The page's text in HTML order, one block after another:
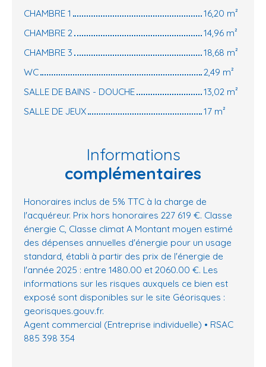
CHAMBRE 1
16,20 m²
CHAMBRE 2
14,96 m²
CHAMBRE 3
18,68 m²
WC
2,49 m²
SALLE DE BAINS - DOUCHE
13,02 m²
SALLE DE JEUX
17 m²
Informations
complémentaires
Honoraires inclus de 5% TTC à la charge de
l'acquéreur. Prix hors honoraires 227 619 €. Classe
énergie C, Classe climat A Montant moyen estimé
des dépenses annuelles d'énergie pour un usage
standard, établi à partir des prix de l'énergie de
l'année 2025 : entre 1480.00 et 2060.00 €. Les
informations sur les risques auxquels ce bien est
exposé sont disponibles sur le site Géorisques :
georisques.gouv.fr.
Agent commercial (Entreprise individuelle) • RSAC
885 398 354